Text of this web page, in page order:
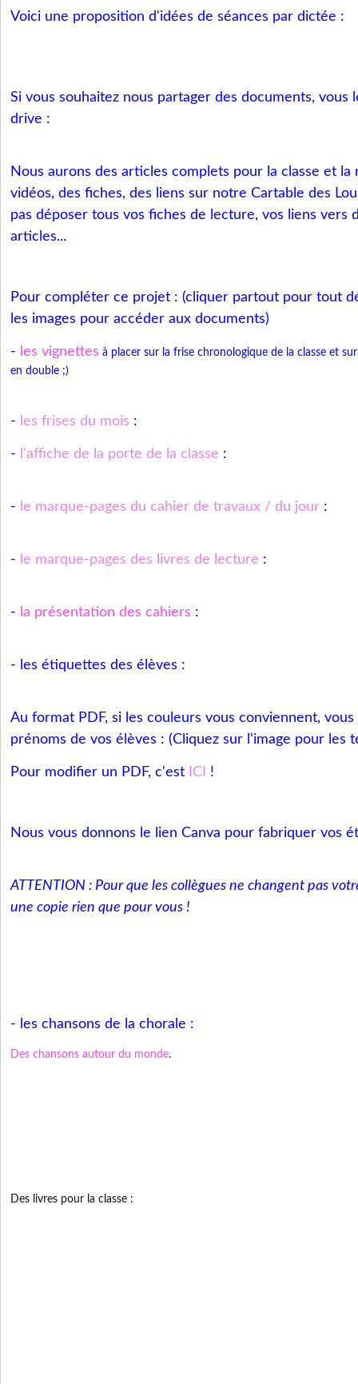
Voici une proposition d'idées de séances par dictée :
Si vous souhaitez nous partager des documents, vous
drive :
Nous aurons des articles complets pour la classe et la
vidéos, des fiches, des liens sur notre Cartable des
pas déposer tous vos fiches de lecture, vos liens vers
articles...
Pour compléter ce projet : (cliquer partout pour tout
les images pour accéder aux documents)
- les vignettes à placer sur la frise chronologique de la classe et
en double ;)
- les frises du mois :
- l'affiche de la porte de la classe :
- le marque-pages du cahier de travaux / du jour :
- le marque-pages des livres de lecture :
- la présentation des cahiers :
- les étiquettes des élèves :
Au format PDF, si les couleurs vous conviennent,
prénoms de vos élèves : (Cliquez sur l'image pour les
Pour modifier un PDF, c'est ICI !
Nous vous donnons le lien Canva pour fabriquer vos
ATTENTION : Pour que les collègues ne changent pas
une copie rien que pour vous !
- les chansons de la chorale :
Des chansons autour du monde.
Des livres pour la classe :